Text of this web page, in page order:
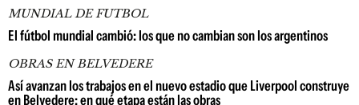
MUNDIAL DE FUTBOL
El fútbol mundial cambió: los que no cambian son los argentinos
OBRAS EN BELVEDERE
Así avanzan los trabajos en el nuevo estadio que Liverpool construye
en Belvedere: en qué etapa están las obras